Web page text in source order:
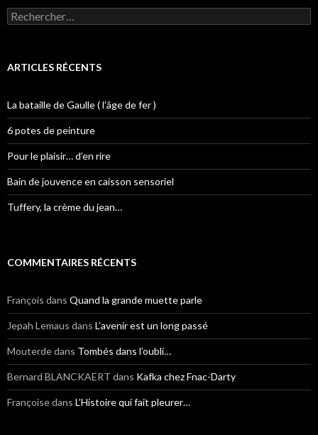
Rechercher :
ARTICLES RÉCENTS
La bataille de Gaulle ( l’âge de fer )
6 potes de peinture
Pour le plaisir… d’en rire
Bain de jouvence en caisson sensoriel
Tuffery, la crème du jean…
COMMENTAIRES RÉCENTS
François dans Quand la grande muette parle
Jepah Lemaus dans L’avenir est un long passé
Mouterdedans Tombés dans l’oubli…
Bernard BLANCKAERT dans Kafka chez Fnac-Darty
Françoisedans L’Histoire qui fait pleurer…